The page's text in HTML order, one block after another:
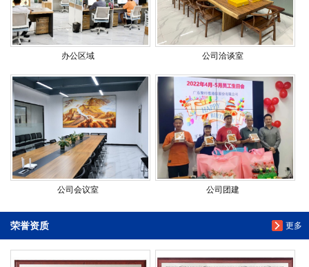
办公区域 公司洽谈室
公司会议室 公司团建
更多
荣誉资质